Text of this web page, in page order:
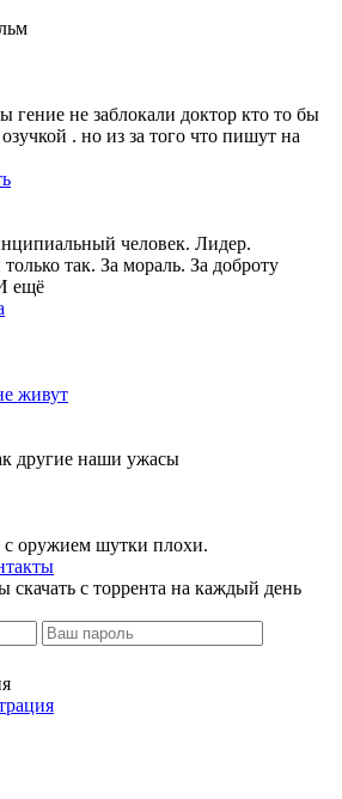
гение не заблокали доктор кто то бы
. но из за того что пишут на
человек. Лидер.
так. За мораль. За доброту
ещё
живут
другие наши ужасы
оружием шутки плохи.
с торрента на каждый день